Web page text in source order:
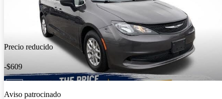
Precio reducido
-$609
Aviso patrocinado